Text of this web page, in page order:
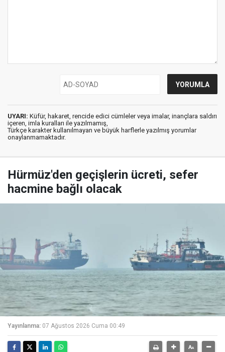
UYARI: Küfür, hakaret, rencide edici cümleler veya imalar, inançlara saldırı
içeren, imla kuralları ile yazılmamış,
Türkçe karakter kullanılmayan ve büyük harflerle yazılmış yorumlar
onaylanmamaktadır.
Hürmüz'den geçişlerin ücreti, sefer
hacmine bağlı olacak
Yayınlanma: 07 Ağustos 2026 Cuma 00:49